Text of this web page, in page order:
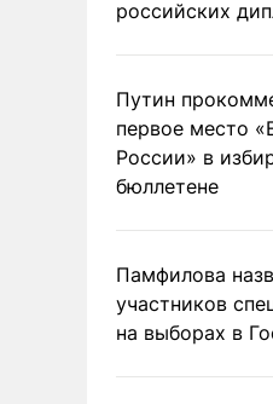
российских
Путин
первое место
России» в
бюллетене
Памфилова
участников
на выборах в